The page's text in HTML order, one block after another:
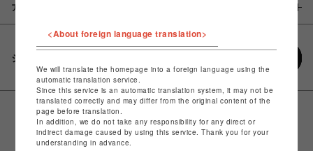
アイテム説明 / 素材
シェアする
<About foreign language translation>
We will translate the homepage into a foreign language using the
automatic translation service.
Since this service is an automatic translation system, it may not be
translated correctly and may differ from the original content of the
page before translation.
In addition, we do not take any responsibility for any direct or
indirect damage caused by using this service. Thank you for your
understanding in advance.